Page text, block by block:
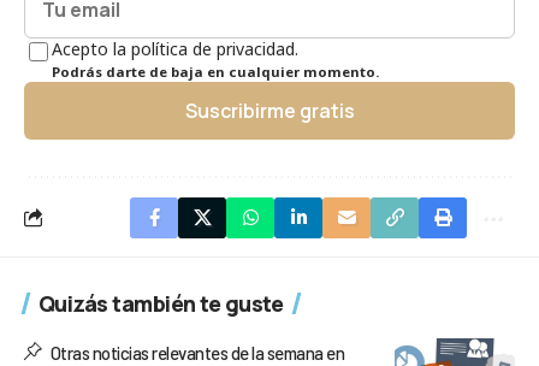
Acepto la política de privacidad.
Podrás darte de baja en cualquier momento.
Suscribirme gratis
Quizás también te guste
Otras noticias relevantes de la semana en